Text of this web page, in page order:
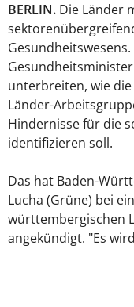
BERLIN. Die Länder
unterbreiten, wie
Länder-
Hindernisse für die
identifizieren soll.
Das hat Baden-
Lucha (Grüne) bei
württembergischen
angekündigt. "Es